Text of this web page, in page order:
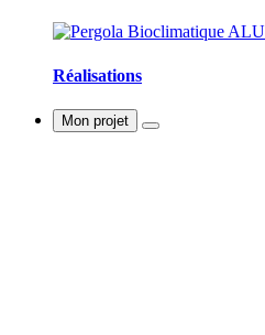
Réalisations
Mon projet